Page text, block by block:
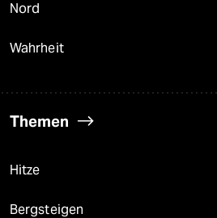
Nord
Wahrheit
Themen
Hitze
Bergsteigen